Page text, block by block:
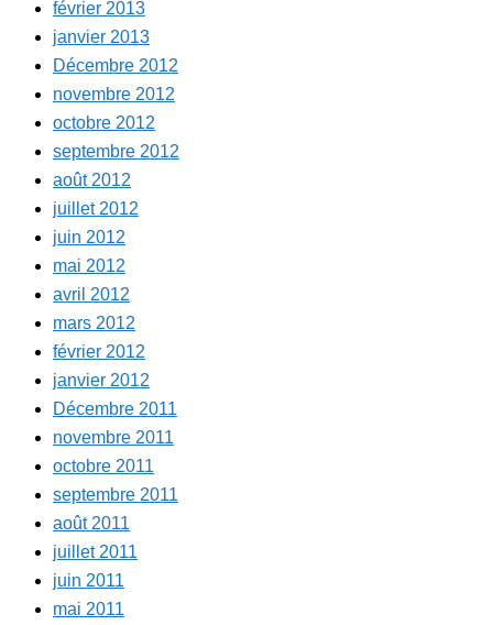
février 2013
janvier 2013
Décembre 2012
novembre 2012
octobre 2012
septembre 2012
août 2012
juillet 2012
juin 2012
mai 2012
avril 2012
mars 2012
février 2012
janvier 2012
Décembre 2011
novembre 2011
octobre 2011
septembre 2011
août 2011
juillet 2011
juin 2011
mai 2011